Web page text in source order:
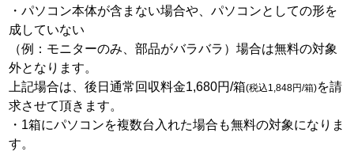
・パソコン本体が含まない場合や、パソコンとしての形を
成していない
（例：モニターのみ、部品がバラバラ）場合は無料の対象
外となります。
上記場合は、後日通常回収料金1,680円/箱(税込1,848円/箱)を請
求させて頂きます。
・1箱にパソコンを複数台入れた場合も無料の対象になりま
す。